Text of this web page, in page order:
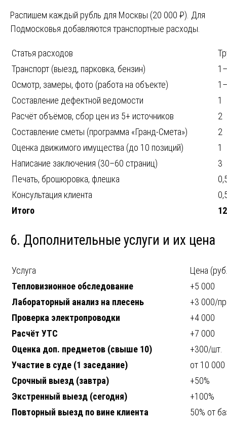
Распишем каждый рубль для Москвы (20 000 ₽). Для
Подмосковья добавляются транспортные расходы.
Статья расходов
Транспорт (выезд, парковка, бензин)
Осмотр, замеры, фото (работа на объекте)
Составление дефектной ведомости
1
Расчёт объёмов, сбор цен из 5+ источников
2
Составление сметы (программа «Гранд-Смета»)
2
Оценка движимого имущества (до 10 позиций)
1
Написание заключения (30–60 страниц)
3
Печать, брошюровка, флешка
Консультация клиента
Итого
6. Дополнительные услуги и их цена
Услуга
Цена
Тепловизионное обследование
+5 000
Лабораторный анализ на плесень
+3 000/
Проверка электропроводки
+4 000
Расчёт УТС
+7 000
Оценка доп. предметов (свыше 10)
+300/шт.
Участие в суде (1 заседание)
от 10 000
Срочный выезд (завтра)
+50%
Экстренный выезд (сегодня)
+100%
Повторный выезд по вине клиента
50% от